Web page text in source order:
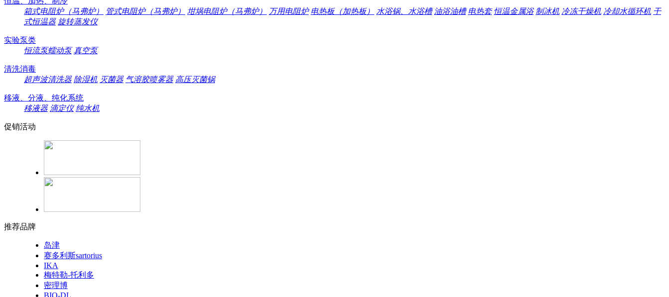
箱式电阻炉（马弗炉）
管式电阻炉（马弗炉） 坩埚电阻炉（马弗炉） 万用电阻炉 电热板（加热板） 水浴锅、水浴槽 油浴油槽 电热套 恒温金属浴 制冰机 冷冻干燥机 冷却水循环机 干
式恒温器 旋转蒸发仪
实验泵类
恒流泵蠕动泵 真空泵
清洗消毒
超声波清洗器 除湿机 灭菌器 气溶胶喷雾器 高压灭菌锅
移液、分液、纯化系统
移液器 滴定仪 纯水机
促销活动
推荐品牌
岛津
赛多利斯sartorius
IKA
梅特勒-托利多
密理博
BIO-DL